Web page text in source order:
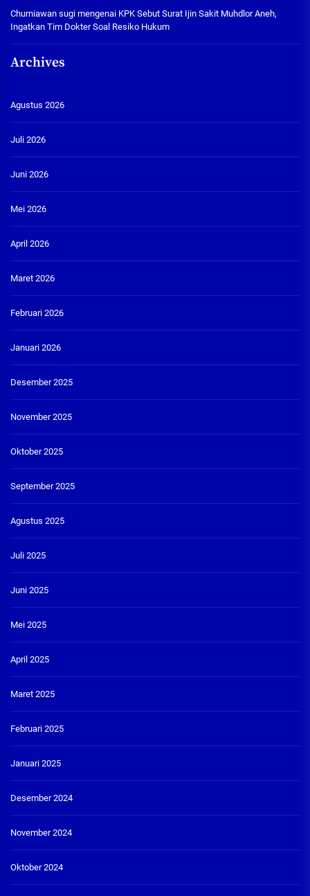
Churniawan sugi mengenai KPK Sebut Surat Ijin Sakit Muhdlor Aneh,
Ingatkan Tim Dokter Soal Resiko Hukum
Archives
Agustus 2026
Juli 2026
Juni 2026
Mei 2026
April 2026
Maret 2026
Februari 2026
Januari 2026
Desember 2025
November 2025
Oktober 2025
September 2025
Agustus 2025
Juli 2025
Juni 2025
Mei 2025
April 2025
Maret 2025
Februari 2025
Januari 2025
Desember 2024
November 2024
Oktober 2024